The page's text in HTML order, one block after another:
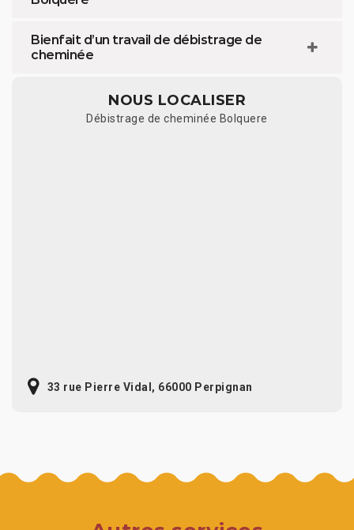
Bienfait d’un travail de débistrage de
cheminée
NOUS LOCALISER
Débistrage de cheminée Bolquere
33 rue Pierre Vidal, 66000 Perpignan